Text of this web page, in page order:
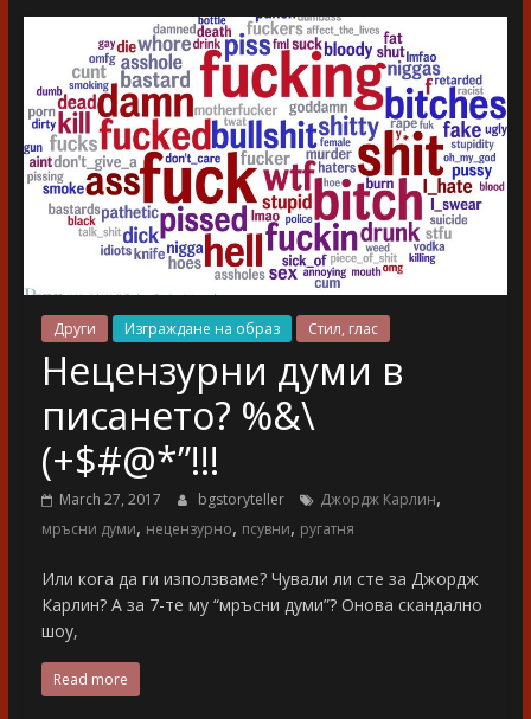
разказ
Други Изграждане на образ Стил, глас
Нецензурни думи в
писането? %&\
(+$#@*”!!!
March 27, 2017 bgstoryteller Джордж Карлин,
мръсни думи, нецензурно, псувни, ругатня
Или кога да ги използваме? Чували ли сте за Джордж
Карлин? А за 7-те му “мръсни думи”? Онова скандално
шоу,
Read more